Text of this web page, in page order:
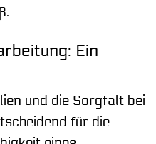
Ein
und die Sorgfalt bei
für die